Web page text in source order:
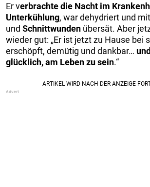
Er verbrachte die Nacht im
Unterkühlung, war dehydriert und
und Schnittwunden übersät. Aber
wieder gut: „Er ist jetzt zu Hause bei
erschöpft, demütig und dankbar…
glücklich, am Leben zu sein.“